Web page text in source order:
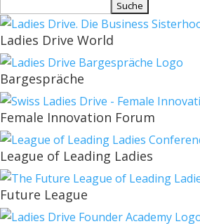
nach:
Ladies Drive World
Bargespräche
Female Innovation Forum
League of Leading Ladies
Future League